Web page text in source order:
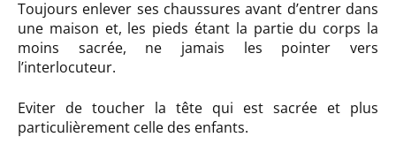
Toujours enlever ses chaussures avant d’entrer dans
une maison et, les pieds étant la partie du corps la
moins sacrée, ne jamais les pointer vers
l’interlocuteur.
Eviter de toucher la tête qui est sacrée et plus
particulièrement celle des enfants.